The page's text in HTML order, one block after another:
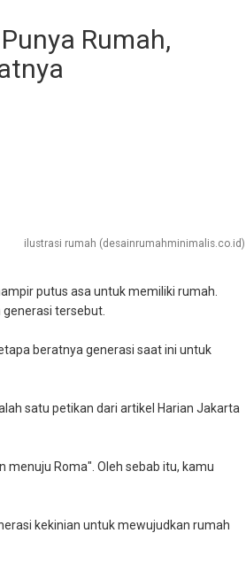
Rumah,
ilustrasi rumah (desainrumahminimalis.co.id)
putus asa untuk memiliki rumah.
tersebut.
beratnya generasi saat ini untuk
satu petikan dari artikel Harian Jakarta
menuju Roma". Oleh sebab itu, kamu
kekinian untuk mewujudkan rumah